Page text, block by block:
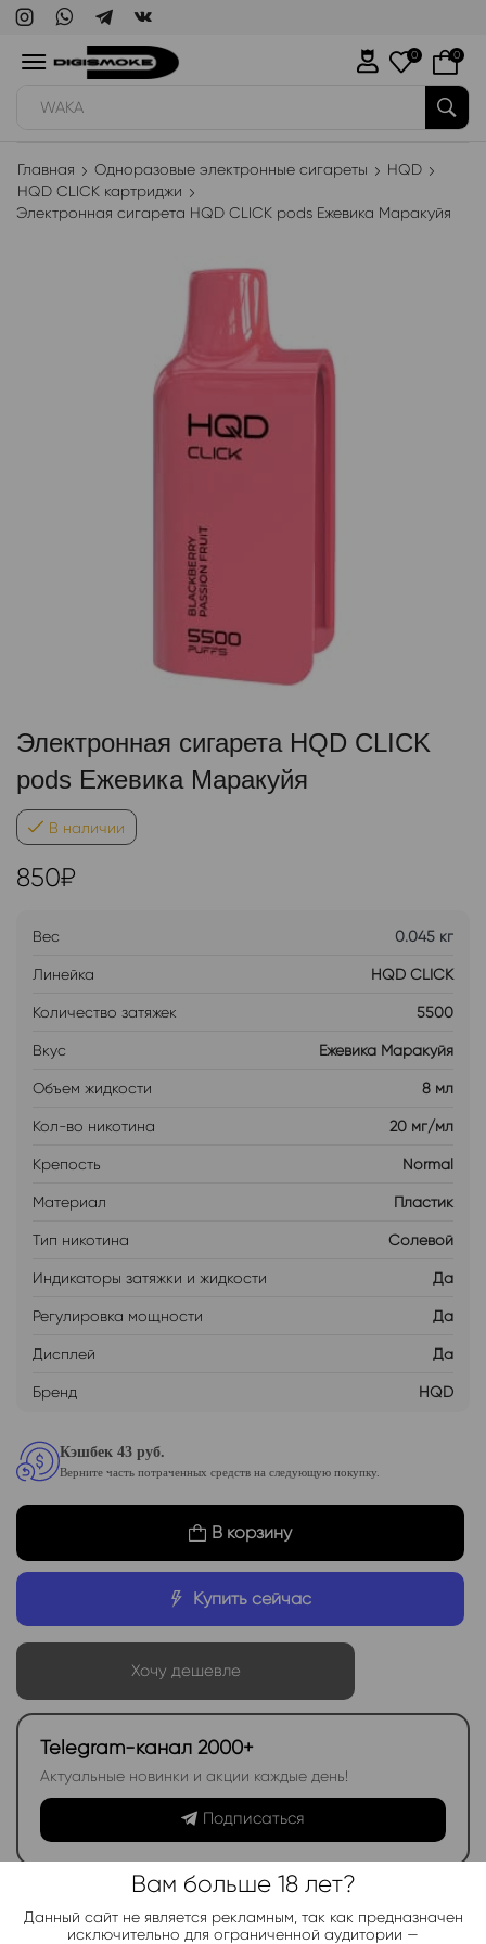
WAKA
0 0
Главная Одноразовые электронные сигареты
HQD
HQD CLICK картриджи
Электронная сигарета HQD CLICK pods Ежевика Маракуйя
Электронная сигарета HQD CLICK
pods Ежевика Маракуйя
В наличии
850₽
Вес 0.045 кг
Линейка HQD CLICK
Количество затяжек 5500
Вкус Ежевика Маракуйя
Объем жидкости 8 мл
Кол-во никотина 20 мг/мл
Крепость Normal
Материал Пластик
Тип никотина Солевой
Индикаторы затяжки и жидкости Да
Регулировка мощности Да
Дисплей Да
Бренд HQD
Кэшбек 43 руб.
Верните часть потраченных средств на следующую покупку.
В корзину
Купить сейчас
Хочу дешевле
Telegram-канал 2000+
Актуальные новинки и акции каждые день!
Подписаться
Добавить в избранное
Категории: HQD CLICK картриджи
Вам больше 18 лет?
Данный сайт не является рекламным, так как предназначен
исключительно для ограниченной аудитории —